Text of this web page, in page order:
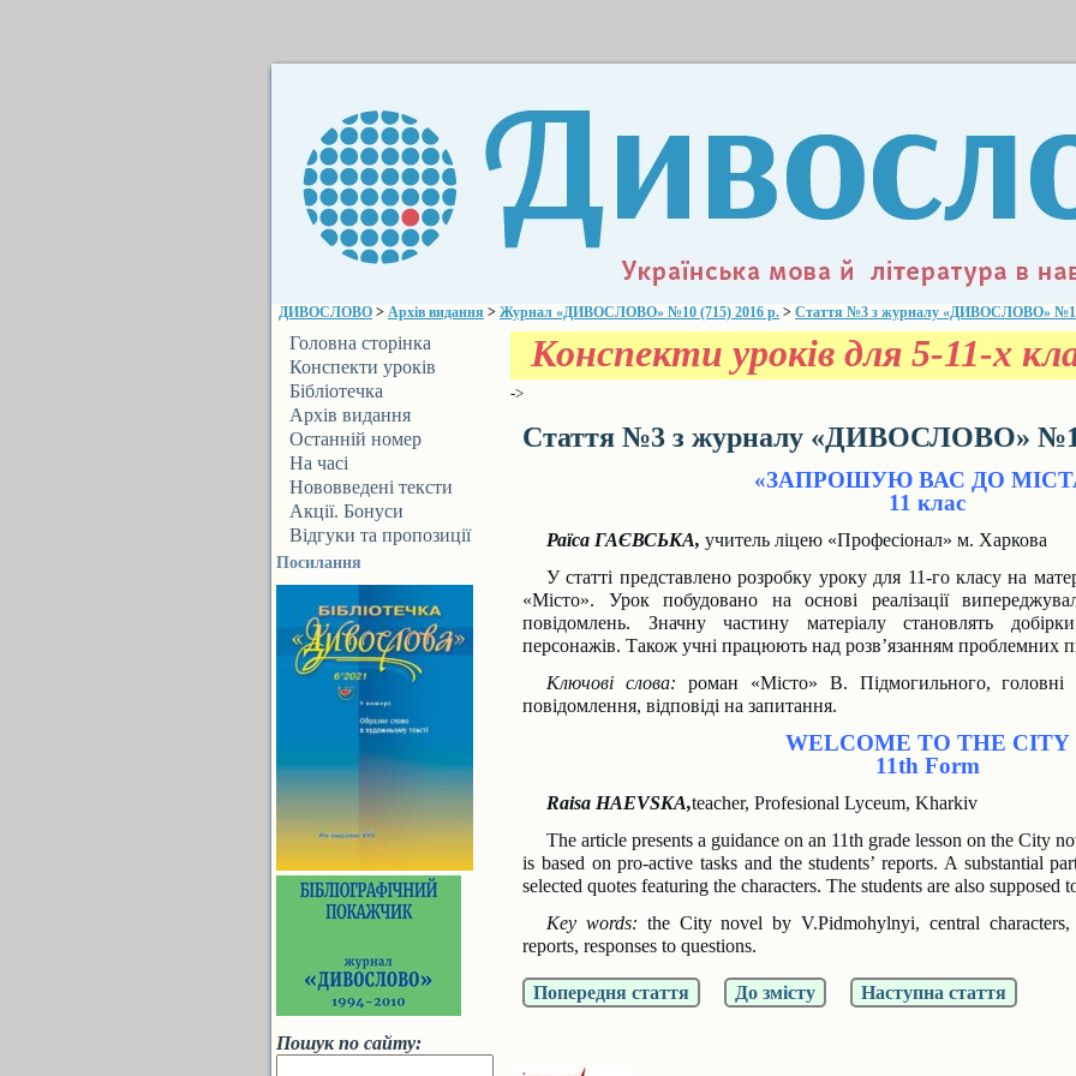
ДИВОСЛОВО > Архів видання > Журнал «ДИВОСЛОВО» №10 (715) 2016 р. > Стаття №3 з журналу «ДИВОСЛОВО» №10
Головна сторінка
Конспекти уроків
Бібліотечка
ДИВОСЛОВА
Архів видання
Останній номер
На часі
Нововведені тексти
Акції. Бонуси
Відгуки та пропозиції
Посилання
Пошук по сайту:
Конспекти уроків для 5-11-х
->
Стаття №3 з журналу «ДИВОСЛОВО»
«ЗАПРОШУЮ ВАС ДО
11 клас
Раїса ГАЄВСЬКА, учитель ліцею «Професіонал» м. Харкова
У статті представлено розробку уроку для 11-го класу на
«Місто». Урок побудовано на основі реалізації
повідомлень. Значну частину матеріалу становлять добір
персонажів. Також учні працюють над розв’язанням проблемних
Ключові слова: роман «Місто» В. Підмогильного, головні
повідомлення, відповіді на запитання.
WELCOME TO THE CITY
11th Form
Raisa HAEVSKA,teacher, Profesional Lyceum, Kharkiv
The article presents a guidance on an 11th grade lesson on the City
is based on pro-activetasks and the students’ reports. A substantial
selected quotes featuring the characters. The students are also supposed
Key words: the City novel by V.Pidmohylnyi, central characters,
reports, responses to questions.
Попередня стаття До змісту Наступна стаття